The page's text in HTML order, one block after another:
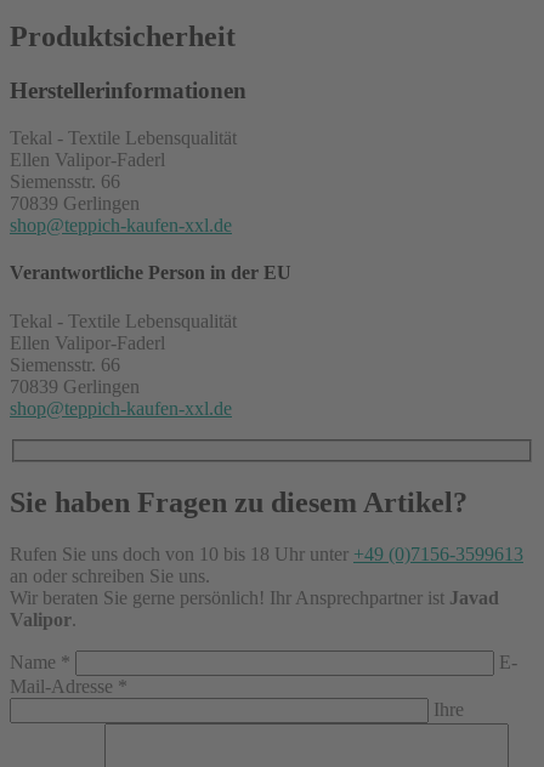
Produktsicherheit
Herstellerinformationen
Tekal - Textile Lebensqualität
Ellen Valipor-Faderl
Siemensstr. 66
70839 Gerlingen
shop@teppich-kaufen-xxl.de
Verantwortliche Person in der EU
Tekal - Textile Lebensqualität
Ellen Valipor-Faderl
Siemensstr. 66
70839 Gerlingen
shop@teppich-kaufen-xxl.de
Sie haben Fragen zu diesem Artikel?
Rufen Sie uns doch von 10 bis 18 Uhr unter +49 (0)7156-3599613
an oder schreiben Sie uns.
Wir beraten Sie gerne persönlich! Ihr Ansprechpartner ist Javad
Valipor.
Name *
E-
Mail-Adresse *
Ihre